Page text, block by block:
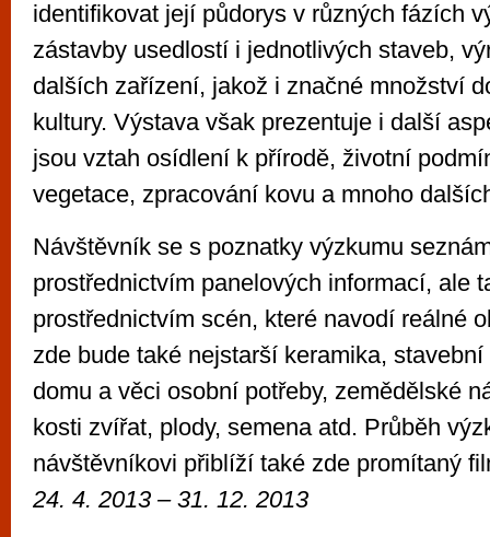
identifikovat její půdorys v různých fázích
zástavby usedlostí i jednotlivých staveb,
dalších zařízení, jakož i značné množství
kultury. Výstava však prezentuje i další
jsou vztah osídlení k přírodě, životní
vegetace, zpracování kovu a mnoho
Návštěvník se s poznatky výzkumu
prostřednictvím panelových informací, ale
prostřednictvím scén, které navodí reálné
zde bude také nejstarší keramika,
domu a věci osobní potřeby, zemědělské
kosti zvířat, plody, semena atd. Průběh
návštěvníkovi přiblíží také zde promítaný
24. 4. 2013 – 31. 12. 2013